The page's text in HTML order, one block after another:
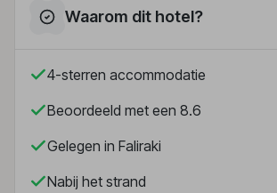
Waarom dit hotel?
4-sterren accommodatie
Beoordeeld met een 8.6
Gelegen in Faliraki
Nabij het strand